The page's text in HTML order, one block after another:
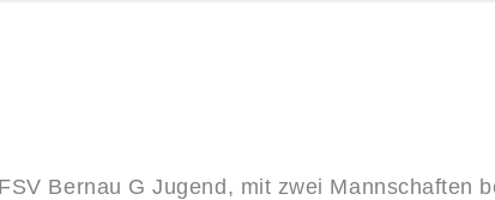
Bernau G Jugend, mit zwei Mannschaften